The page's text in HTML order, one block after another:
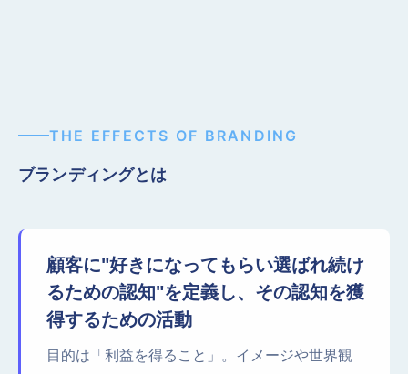
THE EFFECTS OF BRANDING
ブランディングとは
顧客に"好きになってもらい選ばれ続け
るための認知"を定義し、その認知を獲
得するための活動
目的は「利益を得ること」。イメージや世界観